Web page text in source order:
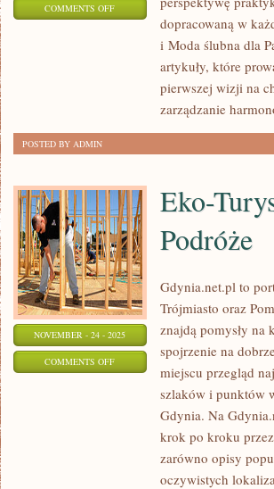
COMMENTS OFFON
dopracowaną w
i Moda ślubna dla
artykuły, które
pierwszej wizji na
zarządzanie
POSTED BY ADMIN
NOVEMBER - 24 - 2025
COMMENTS OFFON
Eko-
Podróże
Gdynia.net.pl to
Trójmiasto oraz
znajdą pomysły
spojrzenie na
miejscu przegląd
szlaków i punktów
Gdynia. Na
krok po kroku
zarówno opisy
oczywistych